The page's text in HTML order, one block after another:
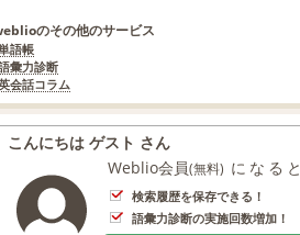
のその他のサービス
語帳
彙力診断
会話コラム
こんにちは ゲスト さん
Weblio会員(無料) になると
検索履歴を保存できる！
語彙力診断の実施回数増加！